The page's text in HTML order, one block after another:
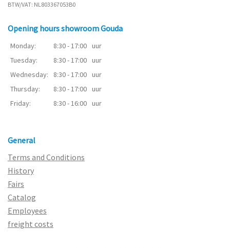
BTW/VAT: NL803367053B0
Opening hours showroom Gouda
Monday: 8:30 - 17:00 uur
Tuesday:
8:30 - 17:00 uur
Wednesday:
8:30 - 17:00 uur
Thursday:
8:30 - 17:00 uur
Friday:
8:30 - 16:00 uur
General
Terms and Conditions
History
Fairs
Catalog
Employees
freight costs